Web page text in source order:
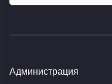
Администрация